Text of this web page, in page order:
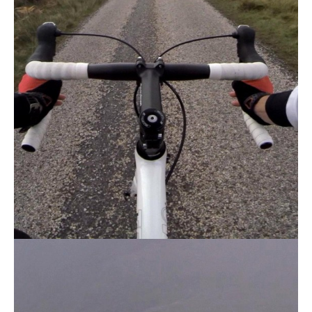
Actualités
Technologies
Tests de produits
Conseils
Tendances
Tous nos articles
À propos